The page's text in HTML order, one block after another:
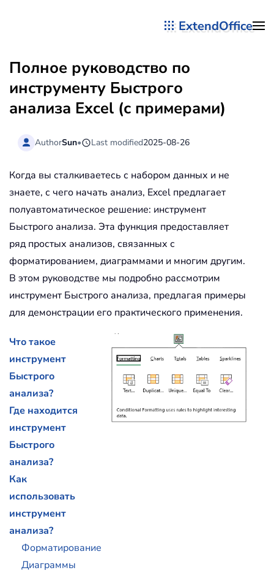
ExtendOffice
Полное руководство по
инструменту Быстрого
анализа Excel (с примерами)
AuthorSun• Last modified2025-08-26
Когда вы сталкиваетесь с набором данных и не
знаете, с чего начать анализ, Excel предлагает
полуавтоматическое решение: инструмент
Быстрого анализа. Эта функция предоставляет
ряд простых анализов, связанных с
форматированием, диаграммами и многим другим.
В этом руководстве мы подробно рассмотрим
инструмент Быстрого анализа, предлагая примеры
для демонстрации его практического применения.
Что такое
инструмент
Быстрого
анализа?
Где находится
инструмент
Быстрого
анализа?
Как
использовать
инструмент
анализа?
Форматирование
Диаграммы